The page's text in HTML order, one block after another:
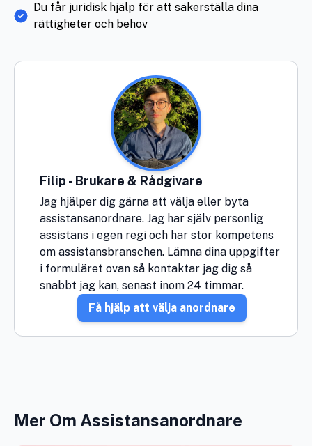
Du får juridisk hjälp för att säkerställa dina
rättigheter och behov
Filip - Brukare & Rådgivare
Jag hjälper dig gärna att välja eller byta
assistansanordnare. Jag har själv personlig
assistans i egen regi och har stor kompetens
om assistansbranschen. Lämna dina uppgifter
i formuläret ovan så kontaktar jag dig så
snabbt jag kan, senast inom 24 timmar.
Få hjälp att välja anordnare
Mer Om Assistansanordnare